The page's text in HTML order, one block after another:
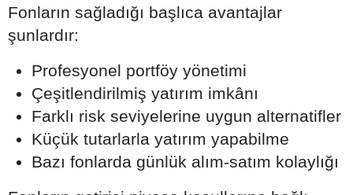
Fonların sağladığı başlıca avantajlar
şunlardır:
Profesyonel portföy yönetimi
Çeşitlendirilmiş yatırım imkânı
Farklı risk seviyelerine uygun alternatifler
Küçük tutarlarla yatırım yapabilme
Bazı fonlarda günlük alım-satım kolaylığı